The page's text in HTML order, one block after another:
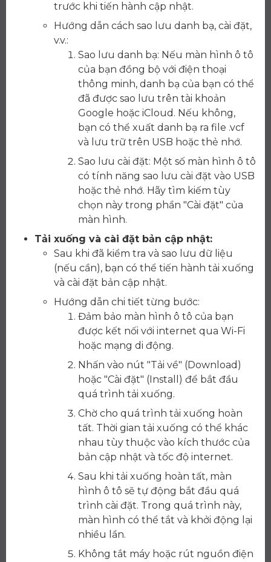
trước khi tiến hành cập nhật.
Hướng dẫn cách sao lưu danh bạ, cài đặt,
v.v.:
Sao lưu danh bạ: Nếu màn hình ô tô
của bạn đồng bộ với điện thoại
thông minh, danh bạ của bạn có thể
đã được sao lưu trên tài khoản
Google hoặc iCloud. Nếu không,
bạn có thể xuất danh bạ ra file .vcf
và lưu trữ trên USB hoặc thẻ nhớ.
Sao lưu cài đặt: Một số màn hình ô tô
có tính năng sao lưu cài đặt vào USB
hoặc thẻ nhớ. Hãy tìm kiếm tùy
chọn này trong phần "Cài đặt" của
màn hình.
Tải xuống và cài đặt bản cập nhật:
Sau khi đã kiểm tra và sao lưu dữ liệu
(nếu cần), bạn có thể tiến hành tải xuống
và cài đặt bản cập nhật.
Hướng dẫn chi tiết từng bước:
Đảm bảo màn hình ô tô của bạn
được kết nối với internet qua Wi-Fi
hoặc mạng di động.
Nhấn vào nút "Tải về" (Download)
hoặc "Cài đặt" (Install) để bắt đầu
quá trình tải xuống.
Chờ cho quá trình tải xuống hoàn
tất. Thời gian tải xuống có thể khác
nhau tùy thuộc vào kích thước của
bản cập nhật và tốc độ internet.
Sau khi tải xuống hoàn tất, màn
hình ô tô sẽ tự động bắt đầu quá
trình cài đặt. Trong quá trình này,
màn hình có thể tắt và khởi động lại
nhiều lần.
Không tắt máy hoặc rút nguồn điện